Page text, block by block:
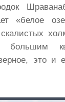
«белое
большим
это и